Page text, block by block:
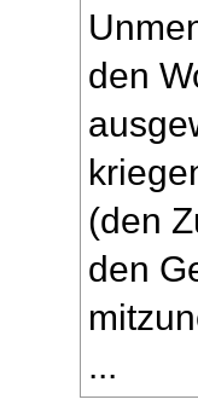
den
(den
den
...